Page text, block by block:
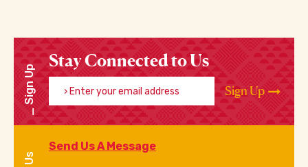
Sign Up
Stay Connected to Us
Enter your email address
Sign Up
Send Us A Message